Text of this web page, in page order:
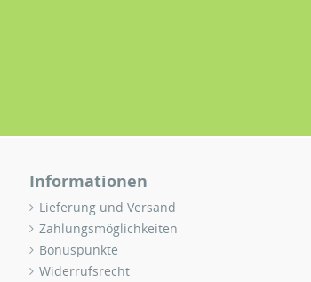
Informationen
Lieferung und Versand
Zahlungsmöglichkeiten
Bonuspunkte
Widerrufsrecht